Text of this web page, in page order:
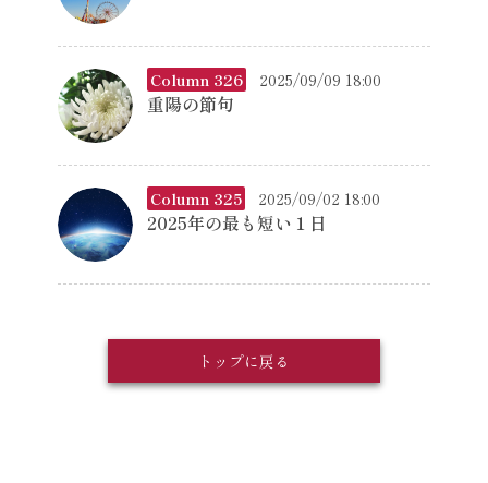
Column 326 2025/09/09 18:00
重陽の節句
Column 325 2025/09/02 18:00
2025年の最も短い１日
トップに戻る